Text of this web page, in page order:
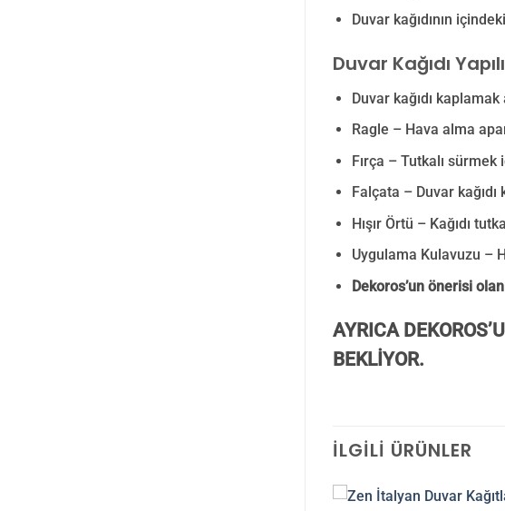
Duvar kağıdının
Duvar Kağıdı
Duvar kağıdı
Ragle – Hava alma
Fırça – Tutkalı sürmek
Falçata – Duvar
Hışır Örtü – Kağıdı
Uygulama Kulavuzu –
Dekoros’un önerisi olan
AYRICA
BEKLİYOR.
İLGILI ÜRÜNLER